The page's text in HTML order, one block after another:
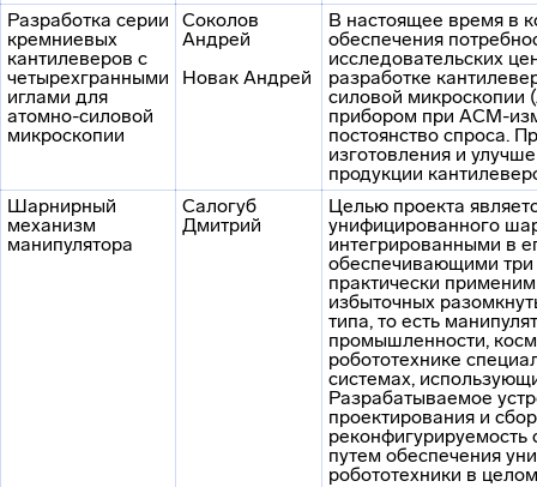
Разработка серии
кремниевых
кантилеверов с
четырехгранными
иглами для
атомно-силовой
микроскопии
Соколов
Андрей
Новак Андрей
В настоящее время в
обеспечения
исследовательских
разработке
силовой микроскопии
прибором при АСМ-
постоянство спроса.
изготовления и
продукции
Шарнирный
механизм
манипулятора
Салогуб
Дмитрий
Целью проекта
унифицированного
интегрированными в
обеспечивающими три
практически
избыточных
типа, то есть
промышленности,
робототехнике
системах,
Разрабатываемое
проектирования и
реконфигурируемость
путем обеспечения
робототехники в